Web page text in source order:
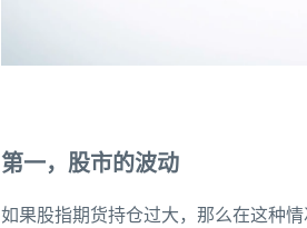
第一，股市的波动
如果股指期货持仓过大，那么在这种